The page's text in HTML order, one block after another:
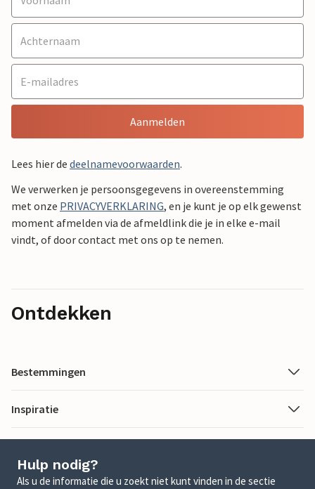
Aanmelden
Lees hier de deelnamevoorwaarden.
We verwerken je persoonsgegevens in overeenstemming
met onze PRIVACYVERKLARING, en je kunt je op elk gewenst
moment afmelden via de afmeldlink die je in elke e-mail
vindt, of door contact met ons op te nemen.
Ontdekken
Bestemmingen
Inspiratie
Hulp nodig?
Als u de informatie die u zoekt niet kunt vinden in de sectie